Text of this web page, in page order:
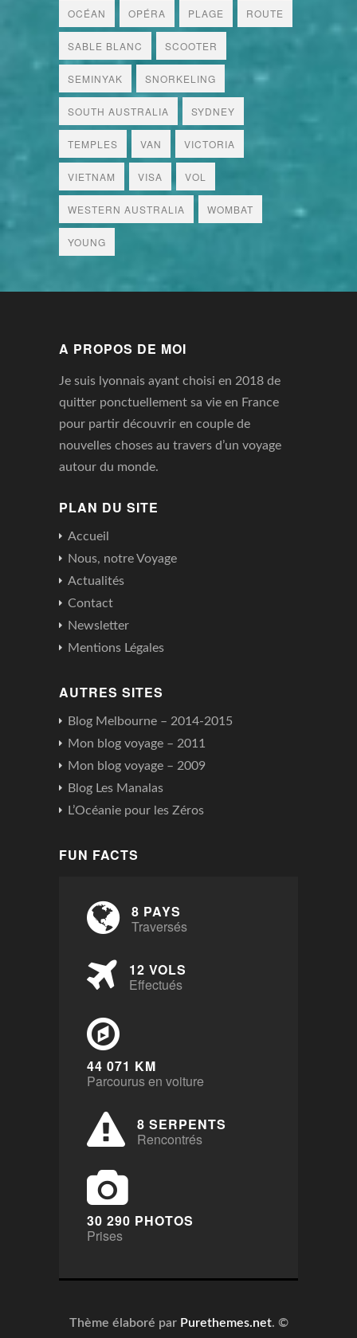
OCÉAN OPÉRA PLAGE ROUTE
SABLE BLANC SCOOTER
SEMINYAK SNORKELING
SOUTH AUSTRALIA SYDNEY
TEMPLES VAN VICTORIA
VIETNAM VISA VOL
WESTERN AUSTRALIA WOMBAT
YOUNG
A PROPOS DE MOI
Je suis lyonnais ayant choisi en 2018 de
quitter ponctuellement sa vie en France
pour partir découvrir en couple de
nouvelles choses au travers d’un voyage
autour du monde.
PLAN DU SITE
Accueil
Nous, notre Voyage
Actualités
Contact
Newsletter
Mentions Légales
AUTRES SITES
Blog Melbourne – 2014-2015
Mon blog voyage – 2011
Mon blog voyage – 2009
Blog Les Manalas
L’Océanie pour les Zéros
FUN FACTS
8 PAYS
Traversés
12 VOLS
Effectués
44 071 KM
Parcourus en voiture
8 SERPENTS
Rencontrés
30 290 PHOTOS
Prises
Thème élaboré par Purethemes.net. ©